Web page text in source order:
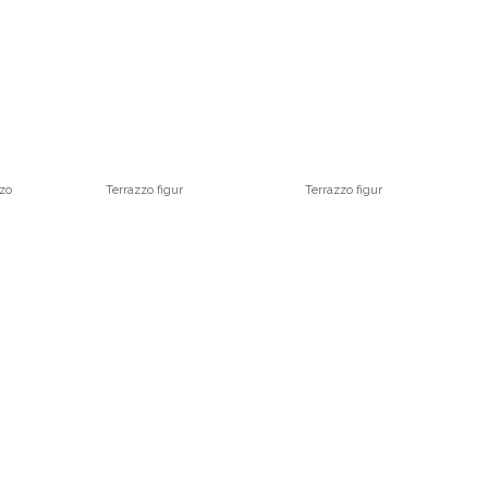
Terrazzo figur Terrazzo figur